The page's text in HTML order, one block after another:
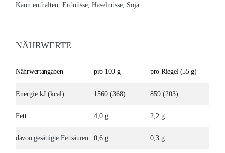
Kann enthalten: Erdnüsse Haselnüsse Soja
NÄHRWERTE
Nährwertangaben pro 100 g pro Riegel (55 g)
Energie kJ (kcal) 1560 (368) 859 (203)
Fett 4,0 g 2,2 g
davon gesättigte Fettsäuren 0,6 g 0,3 g